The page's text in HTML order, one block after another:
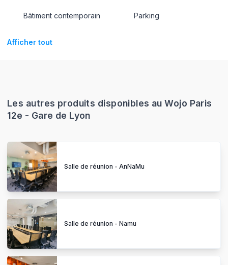
Bâtiment contemporain Parking
Afficher tout
Les autres produits disponibles au Wojo Paris
12e - Gare de Lyon
Salle de réunion - AnNaMu
Salle de réunion - Namu